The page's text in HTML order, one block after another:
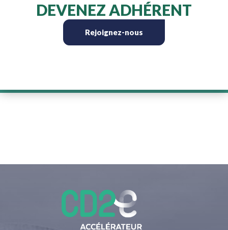
DEVENEZ ADHÉRENT
Rejoignez-nous